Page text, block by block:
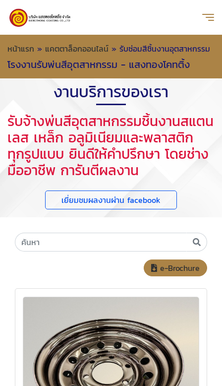
หน้าแรก » แคตตาล็อกออนไลน์ » รับซ่อมสีชิ้นงานอุตสาหกรรม
โรงงานรับพ่นสีอุตสาหกรรม - แสงทองโคทติ้ง
งานบริการของเรา
รับจ้างพ่นสีอุตสาหกรรมชิ้นงานสแตน
เลส เหล็ก อลูมิเนียมและพลาสติก
ทุกรูปแบบ ยินดีให้คำปรึกษา โดยช่าง
มืออาชีพ การันตีผลงาน
เยี่ยมชมผลงานผ่าน facebook
e-Brochure